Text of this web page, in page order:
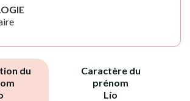
du
Caractère du
prénom
Lío